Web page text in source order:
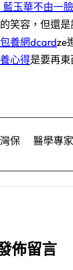
玉華不由一
笑容，但還
包養網dcardze
心得是要再
保
醫學專
佈留言